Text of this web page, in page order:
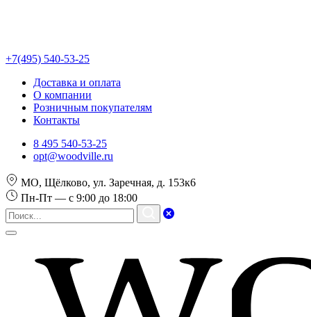
+7(495) 540-53-25
Доставка и оплата
О компании
Розничным покупателям
Контакты
8 495 540-53-25
opt@woodville.ru
МО, Щёлково, ул. Заречная, д. 153к6
Пн-Пт — с 9:00 до 18:00